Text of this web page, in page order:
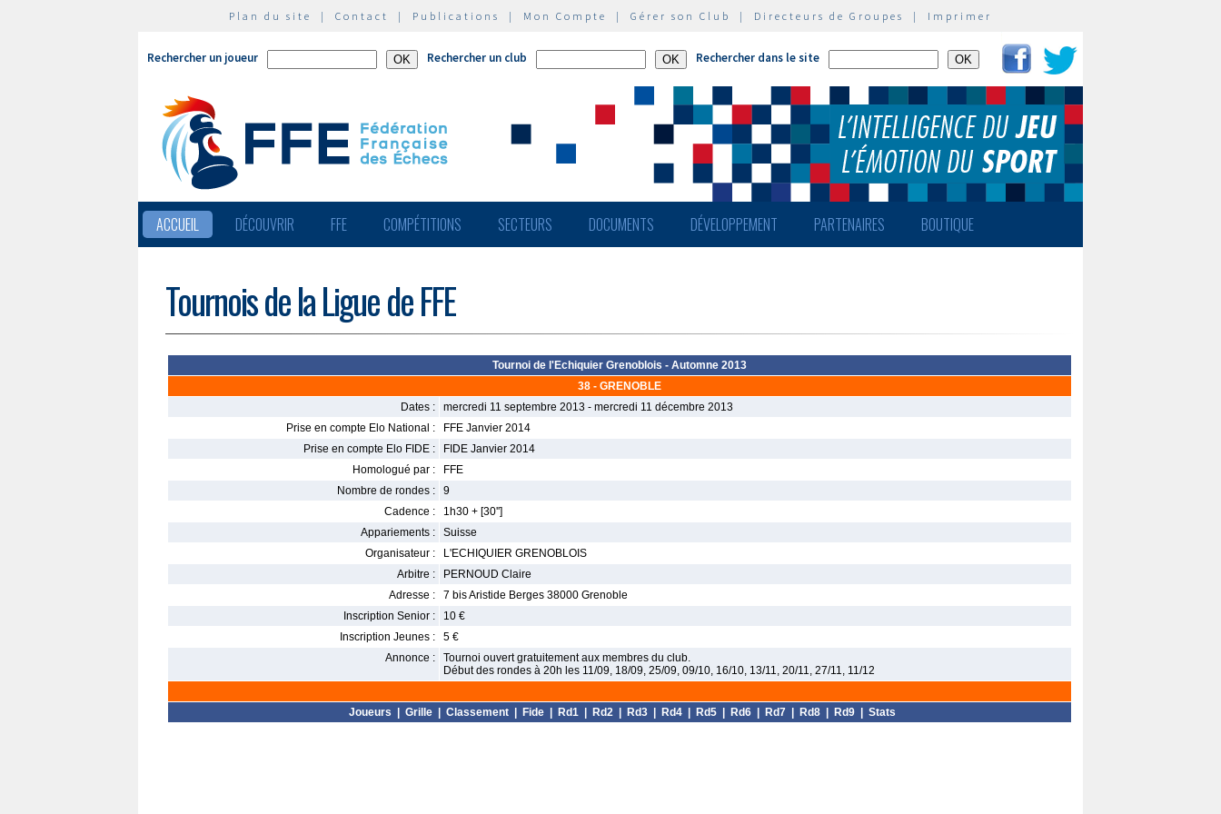
Plan du site | Contact | Publications | Mon Compte | Gérer son Club | Directeurs de Groupes | Imprimer
Rechercher un joueur Rechercher un club Rechercher dans le site
ACCUEIL DÉCOUVRIR FFE COMPÉTITIONS SECTEURS DOCUMENTS DÉVELOPPEMENT PARTENAIRES BOUTIQUE
Tournois de la Ligue de FFE
Tournoi de l'Echiquier Grenoblois - Automne 2013
38 - GRENOBLE
Dates :
mercredi 11 septembre 2013 - mercredi 11 décembre 2013
Prise en compte Elo National :
FFE Janvier 2014
Prise en compte Elo FIDE :
FIDE Janvier 2014
Homologué par :
FFE
Nombre de rondes :
9
Cadence :
1h30 + [30'']
Appariements :
Suisse
Organisateur :
L'ECHIQUIER GRENOBLOIS
Arbitre :
PERNOUD Claire
Adresse :
7 bis Aristide Berges 38000 Grenoble
Inscription Senior :
10 €
Inscription Jeunes :
5 €
Annonce :
Tournoi ouvert gratuitement aux membres du club.
Début des rondes à 20h les 11/09, 18/09, 25/09, 09/10, 16/10, 13/11, 20/11, 27/11, 11/12
Joueurs Grille Classement Fide Rd1 Rd2 Rd3 Rd4 Rd5 Rd6 Rd7 Rd8 Rd9 Stats